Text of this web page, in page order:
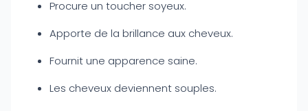
Procure un toucher soyeux.
Apporte de la brillance aux cheveux.
Fournit une apparence saine.
Les cheveux deviennent souples.